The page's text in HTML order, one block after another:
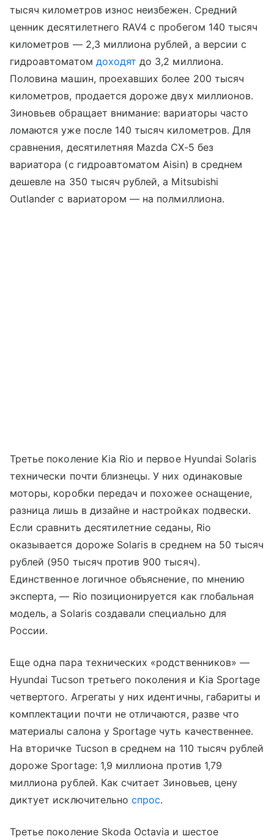
тысяч километров износ неизбежен. Средний
ценник десятилетнего RAV4 с пробегом 140 тысяч
километров — 2,3 миллиона рублей, а версии с
гидроавтоматом доходят до 3,2 миллиона.
Половина машин, проехавших более 200 тысяч
километров, продается дороже двух миллионов.
Зиновьев обращает внимание: вариаторы часто
ломаются уже после 140 тысяч километров. Для
сравнения, десятилетняя Mazda CX-5 без
вариатора (с гидроавтоматом Aisin) в среднем
дешевле на 350 тысяч рублей, а Mitsubishi
Outlander с вариатором — на полмиллиона.
Третье поколение Kia Rio и первое Hyundai Solaris
технически почти близнецы. У них одинаковые
моторы, коробки передач и похожее оснащение,
разница лишь в дизайне и настройках подвески.
Если сравнить десятилетние седаны, Rio
оказывается дороже Solaris в среднем на 50 тысяч
рублей (950 тысяч против 900 тысяч).
Единственное логичное объяснение, по мнению
эксперта, — Rio позиционируется как глобальная
модель, а Solaris создавали специально для
России.
Еще одна пара технических «родственников» —
Hyundai Tucson третьего поколения и Kia Sportage
четвертого. Агрегаты у них идентичны, габариты и
комплектации почти не отличаются, разве что
материалы салона у Sportage чуть качественнее.
На вторичке Tucson в среднем на 110 тысяч рублей
дороже Sportage: 1,9 миллиона против 1,79
миллиона рублей. Как считает Зиновьев, цену
диктует исключительноспрос.
Третье поколение Skoda Octavia и шестое